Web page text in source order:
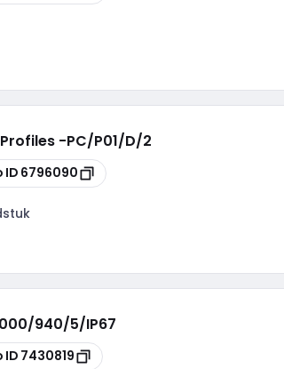
-PC/P01/D/2
ID 6796090
940/5/IP67
ID 7430819